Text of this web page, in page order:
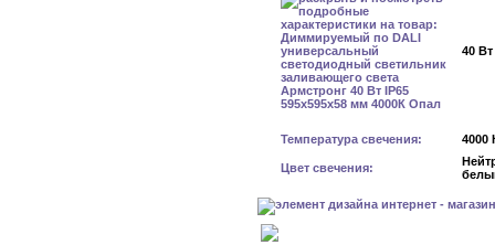
40 Вт
Температура свечения: 4000
Цвет свечения: